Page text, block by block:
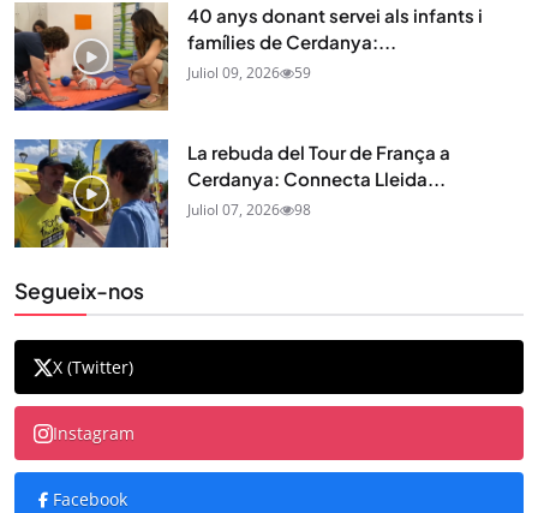
40 anys donant servei als infants i
famílies de Cerdanya:...
Juliol 09, 2026 59
La rebuda del Tour de França a
Cerdanya: Connecta Lleida...
Juliol 07, 2026 98
Segueix-nos
X (Twitter)
Instagram
Facebook